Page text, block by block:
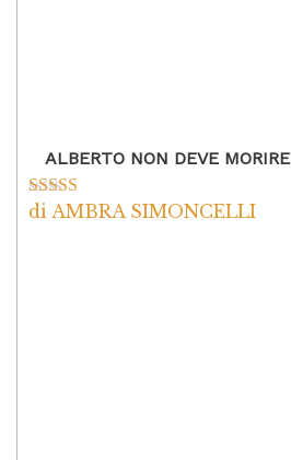
ALBERTO NON DEVE MORIRE
Valutato5su
di AMBRA SIMONCELLI